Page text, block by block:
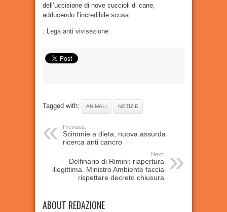
dell’uccisione di nove cuccioli di cane,
adducendo l’incredibile scusa …
: Lega anti vivisezione
Tagged with: ANIMALI NOTIZIE
Previous:
Scimmie a dieta, nuova assurda
ricerca anti cancro
Next:
Delfinario di Rimini: riapertura
illegittima. Ministro Ambiente faccia
rispettare decreto chiusura
ABOUT REDAZIONE